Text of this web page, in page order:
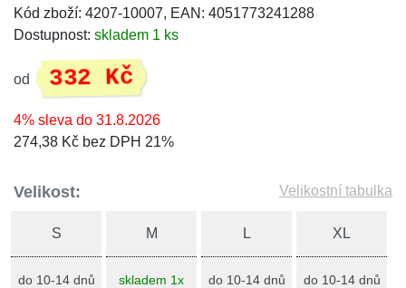
Kód zboží: 4207-10007, EAN: 4051773241288
Dostupnost: skladem 1 ks
od 332 Kč
4% sleva do 31.8.2026
274,38 Kč bez DPH 21%
Velikost: Velikostní tabulka
S
do 10-14 dnů
M
skladem 1x
L
do 10-14 dnů
XL
do 10-14 dnů